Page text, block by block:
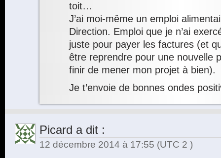
toit…
J’ai moi-même un emploi
Direction. Emploi que je n’ai
juste pour payer les factures (et
être reprendre pour une nouvelle
finir de mener mon projet à bien).
Je t’envoie de bonnes ondes
Picard a dit :
12 décembre 2014 à 17:55 (UTC 2 )